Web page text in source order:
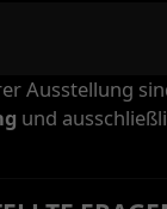
Ausstellung
und